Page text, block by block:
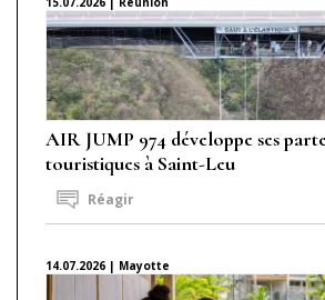
AIR JUMP 974 développe ses
touristiques à Saint-Leu
Réagir
14.07.2026 | Mayotte